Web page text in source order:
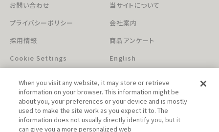
お問い合わせ
当サイトについて
プライバシーポリシー
会社案内
採用情報
商品アンケート
Cookie Settings
English
When you visit any website, it may store or retrieve
information on your browser. This information might be
about you, your preferences or your device and is mostly
used to make the site work as you expect it to. The
information does not usually directly identify you, but it
can give you a more personalized web